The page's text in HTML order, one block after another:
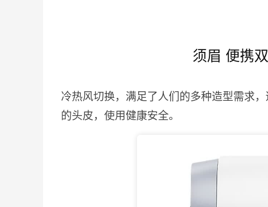
须眉 便携
冷热风切换，满足了人们的多种造型需求
的头皮，使用健康安全。